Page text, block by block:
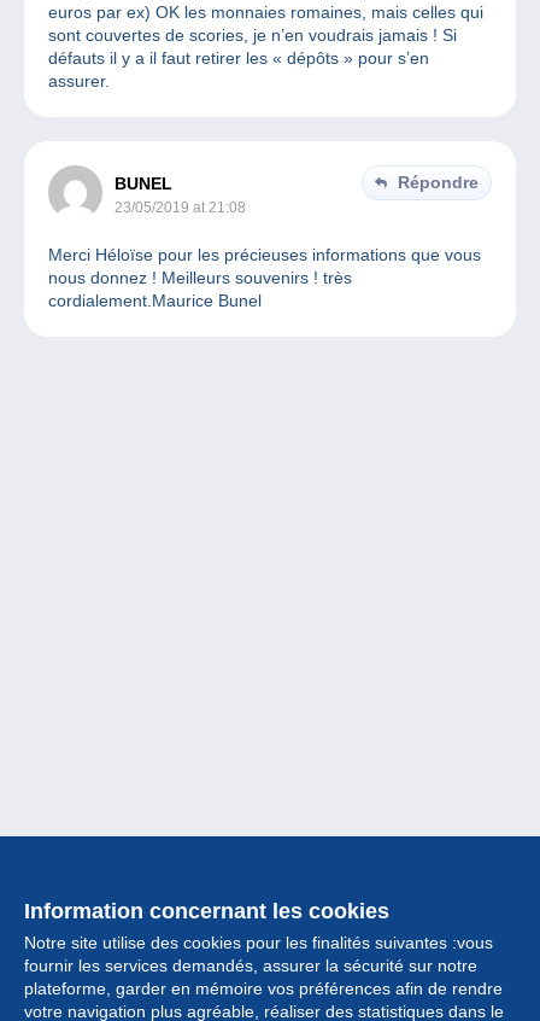
euros par ex) OK les monnaies romaines, mais celles qui
sont couvertes de scories, je n’en voudrais jamais ! Si
défauts il y a il faut retirer les « dépôts » pour s’en
assurer.
BUNEL
23/05/2019 at 21:08
Répondre
Merci Héloïse pour les précieuses informations que vous
nous donnez ! Meilleurs souvenirs ! très
cordialement.Maurice Bunel
Information concernant les cookies
Notre site utilise des cookies pour les finalités suivantes :vous
fournir les services demandés, assurer la sécurité sur notre
plateforme, garder en mémoire vos préférences afin de rendre
votre navigation plus agréable, réaliser des statistiques dans le